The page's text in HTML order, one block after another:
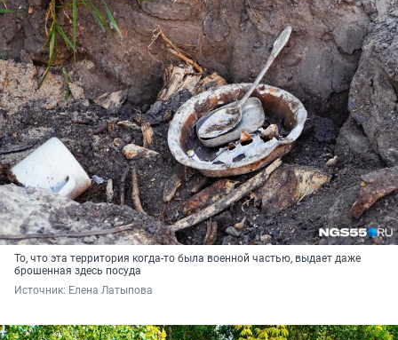
То, что эта территория когда-то была военной частью, выдает даже
брошенная здесь посуда
Источник: Елена Латыпова